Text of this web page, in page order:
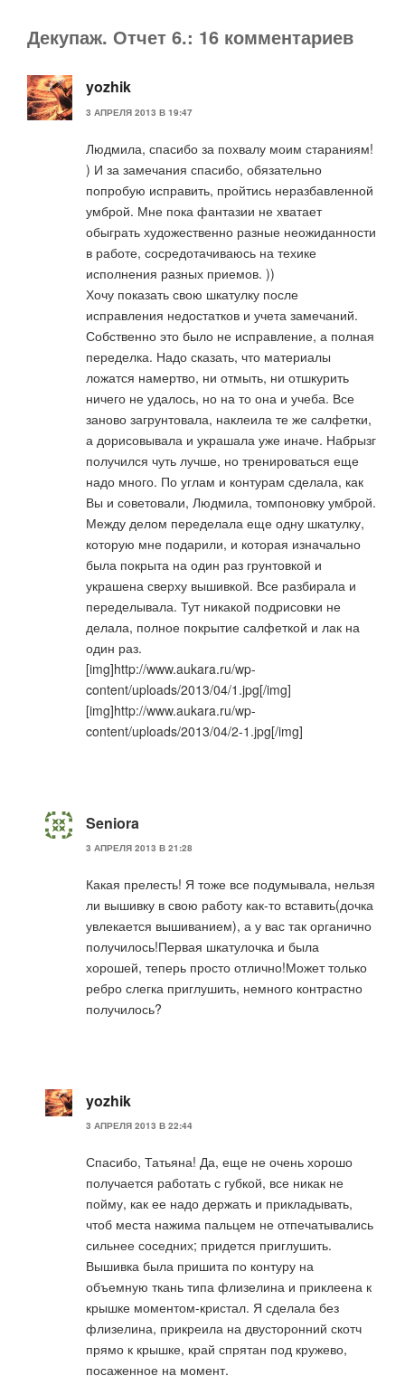
Декупаж. Отчет 6.: 16 комментариев
yozhik
3 АПРЕЛЯ 2013 В 19:47
Людмила, спасибо за похвалу моим стараниям!
) И за замечания спасибо, обязательно
попробую исправить, пройтись неразбавленной
умброй. Мне пока фантазии не хватает
обыграть художественно разные неожиданности
в работе, сосредотачиваюсь на техике
исполнения разных приемов. ))
Хочу показать свою шкатулку после
исправления недостатков и учета замечаний.
Собственно это было не исправление, а полная
переделка. Надо сказать, что материалы
ложатся намертво, ни отмыть, ни отшкурить
ничего не удалось, но на то она и учеба. Все
заново загрунтовала, наклеила те же салфетки,
а дорисовывала и украшала уже иначе. Набрызг
получился чуть лучше, но тренироваться еще
надо много. По углам и контурам сделала, как
Вы и советовали, Людмила, томпоновку умброй.
Между делом переделала еще одну шкатулку,
которую мне подарили, и которая изначально
была покрыта на один раз грунтовкой и
украшена сверху вышивкой. Все разбирала и
переделывала. Тут никакой подрисовки не
делала, полное покрытие салфеткой и лак на
один раз.
[img]http://www.aukara.ru/wp-
content/uploads/2013/04/1.jpg[/img]
[img]http://www.aukara.ru/wp-
content/uploads/2013/04/2-1.jpg[/img]
Seniora
3 АПРЕЛЯ 2013 В 21:28
Какая прелесть! Я тоже все подумывала, нельзя
ли вышивку в свою работу как-то вставить(дочка
увлекается вышиванием), а у вас так органично
получилось!Первая шкатулочка и была
хорошей, теперь просто отлично!Может только
ребро слегка приглушить, немного контрастно
получилось?
yozhik
3 АПРЕЛЯ 2013 В 22:44
Спасибо, Татьяна! Да, еще не очень хорошо
получается работать с губкой, все никак не
пойму, как ее надо держать и прикладывать,
чтоб места нажима пальцем не отпечатывались
сильнее соседних; придется приглушить.
Вышивка была пришита по контуру на
объемную ткань типа флизелина и приклеена к
крышке моментом-кристал. Я сделала без
флизелина, прикреила на двусторонний скотч
прямо к крышке, край спрятан под кружево,
посаженное на момент.